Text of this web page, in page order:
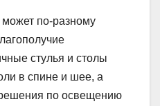
по-разному
стулья и столы
в спине и шее, а
по освещению